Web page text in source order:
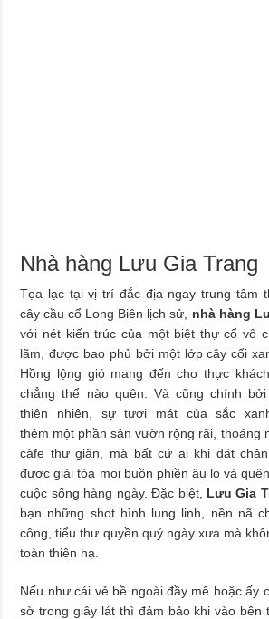
Nhà hàng Lưu Gia Trang
Tọa lạc tại vị trí đắc địa ngay trung tâm
cây cầu cổ Long Biên lịch sử, nhà hàng
với nét kiến trúc của một biệt thự cổ vô
lãm, được bao phủ bởi một lớp cây cối
Hồng lộng gió mang đến cho thực
chẳng thể nào quên. Và cũng chính
thiên nhiên, sự tươi mát của sắc
thêm một phần sân vườn rộng rãi, thoáng
càfe thư giãn, mà bất cứ ai khi đặt
được giải tỏa mọi buồn phiền âu lo và
cuộc sống hàng ngày. Đặc biệt, Lưu Gia
bạn những shot hình lung linh, nền nã
công, tiểu thư quyền quý ngày xưa mà
toàn thiên hạ.
Nếu như cái vẻ bề ngoài đầy mê hoặc ấy
sờ trong giây lát thì đảm bảo khi vào bên